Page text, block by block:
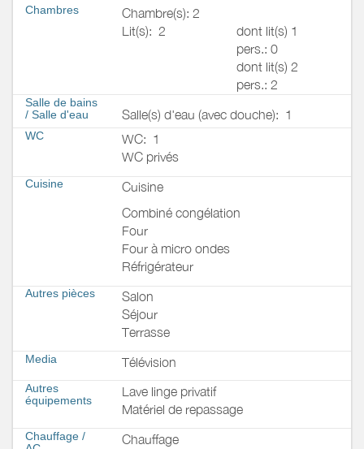
Chambres
Chambre(s): 2
Lit(s): 2
dont lit(s) 1
pers.: 0
dont lit(s) 2
pers.: 2
Salle de bains
/ Salle d'eau Salle(s) d'eau (avec douche): 1
WC WC: 1
WC privés
Cuisine
Cuisine
Combiné congélation
Four
Four à micro ondes
Réfrigérateur
Autres pièces
Salon
Séjour
Terrasse
Media Télévision
Autres
équipements
Lave linge privatif
Matériel de repassage
Chauffage /
Chauffage